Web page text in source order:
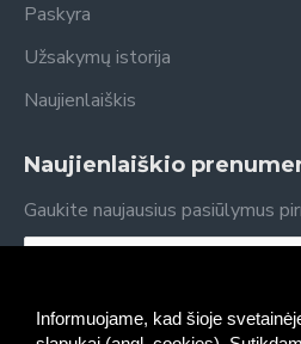
Informuojame, kad šioje
Paskyra
Užsakymų istorija
Naujienlaiškis
Naujienlaiškio
Gaukite naujausius pasiūlymus
Susipažinau ir sutinku su Privatumo